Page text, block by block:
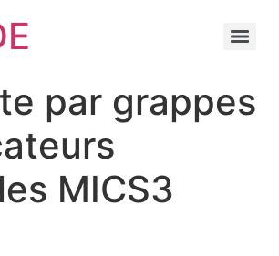
par grappes
MICS3